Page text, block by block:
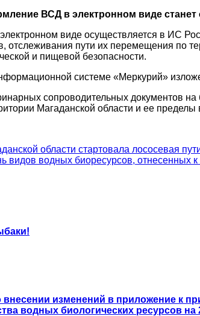
ВСД в электронном виде
виде осуществляется в ИС
отслеживания пути их перемещения по
и пищевой безопасности.
системе «Меркурий»
сопроводительных документов
Магаданской области и ее
области стартовала лососевая
видов водных биоресурсов, отнесенных
изменений в приложение к
водных биологических ресурсов на